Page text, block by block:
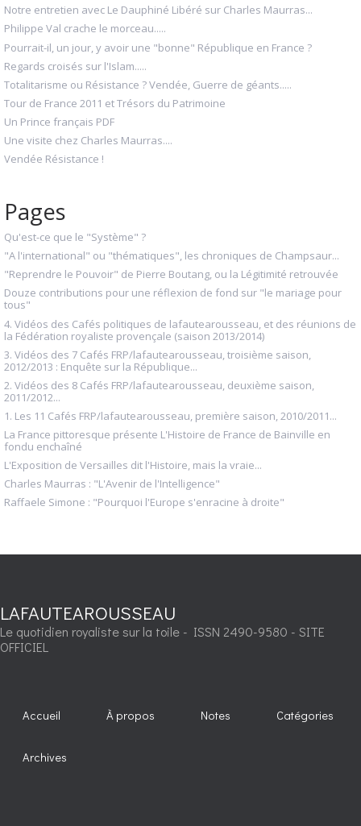
Notre entretien avec Le Dauphiné Libéré sur Charles Maurras...
Philippe Val crache le morceau.....
Pourrait-il, un jour, y avoir une "bonne" République en France ?
Regards croisés sur l'Islam.....
Totalitarisme ou Résistance ? Vendée, Guerre de géants.....
Tour de France 2011 et Trésors du Patrimoine
Un Prince français PDF
Une visite chez Charles Maurras....
Vendée Résistance !
Pages
Qu'est-ce que le "Système" ?
"A l'international" ou "thématiques", les chroniques de Champsaur...
"Reprendre le Pouvoir" de Pierre Boutang, ou la Légitimité retrouvée
Douze contributions pour une réflexion de fond sur "le mariage pour
tous"
4. Vidéos des Cafés politiques de lafautearousseau, et des réunions de
la Fédération royaliste provençale (saison 2013/2014)
3. Vidéos des 7 Cafés FRP/lafautearousseau, troisième saison,
2012/2013 : Enquête sur la République...
2. Vidéos des 8 Cafés FRP/lafautearousseau, deuxième saison,
2011/2012...
1. Les 11 Cafés FRP/lafautearousseau, première saison, 2010/2011...
La France pittoresque présente L'Histoire de France de Bainville en
fondu enchaîné
L'Exposition de Versailles dit l'Histoire, mais la vraie...
Charles Maurras : "L'Avenir de l'Intelligence"
Raffaele Simone : "Pourquoi l'Europe s'enracine à droite"
LAFAUTEAROUSSEAU
Le quotidien royaliste sur la toile - ISSN 2490-9580 - SITE
OFFICIEL
Accueil À propos Notes Catégories
Archives